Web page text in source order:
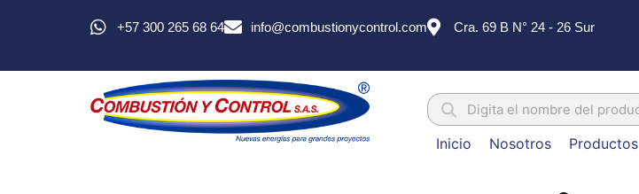
+57 300 265 68 64 info@combustionycontrol.com Cra. 69 B N° 24 - 26 Sur
Inicio Nosotros Productos